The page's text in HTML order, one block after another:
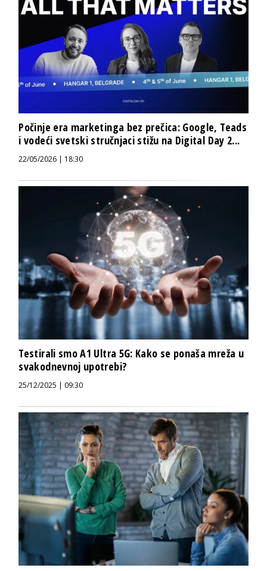
Počinje era marketinga bez prečica: Google, Teads
i vodeći svetski stručnjaci stižu na Digital Day 2...
22/05/2026 | 18:30
Testirali smo A1 Ultra 5G: Kako se ponaša mreža u
svakodnevnoj upotrebi?
25/12/2025 | 09:30